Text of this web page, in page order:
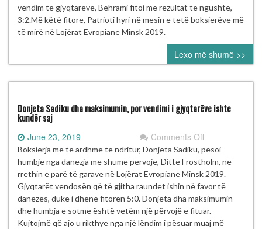
Patriot
Behramit,
medalistin
e
bronztë
Olimpik
vendim të gjyqtarëve, Behrami fitoi me rezultat të ngushtë,
3:2.Më këtë fitore, Patrioti hyri në mesin e tetë boksierëve më
të mirë në Lojërat Evropiane Minsk 2019.
Lexo më shumë >>
Donjeta Sadiku dha maksimumin, por vendimi i gjyqtarëve ishte
kundër saj
June 23, 2019 Comments Offon
Donjeta
Sadiku
dha
maksimumin,
por
vendimi
i
Boksierja me të ardhme të ndritur, Donjeta Sadiku, pësoi
humbje nga danezja me shumë përvojë, Ditte Frostholm, në
rrethin e parë të garave në Lojërat Evropiane Minsk 2019.
Gjyqtarët vendosën që të gjitha raundet ishin në favor të
danezes, duke i dhënë fitoren 5:0. Donjeta dha maksimumin
dhe humbja e sotme është vetëm një përvojë e fituar.
Kujtojmë që ajo u rikthye nga një lëndim i pësuar muaj më